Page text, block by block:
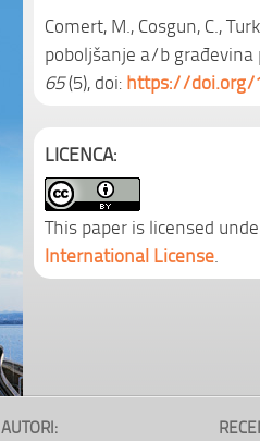
Comert, M., Cosgun, C.,
poboljšanje a/b
65(5), doi:https://doi.org/
LICENCA:
This paper is licensed
International License
AUTORI: